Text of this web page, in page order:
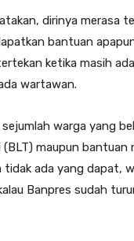
dirinya merasa
bantuan
ketika masih
wartawan.
warga yang
maupun bantuan
ada yang dapat,
Banpres sudah